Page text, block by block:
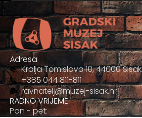
Adresa
Kralja Tomislava 10, 44000 Sisak
+385 044 811-811
ravnatelj@muzej-sisak.hr
RADNO VRIJEME
Pon - pet: